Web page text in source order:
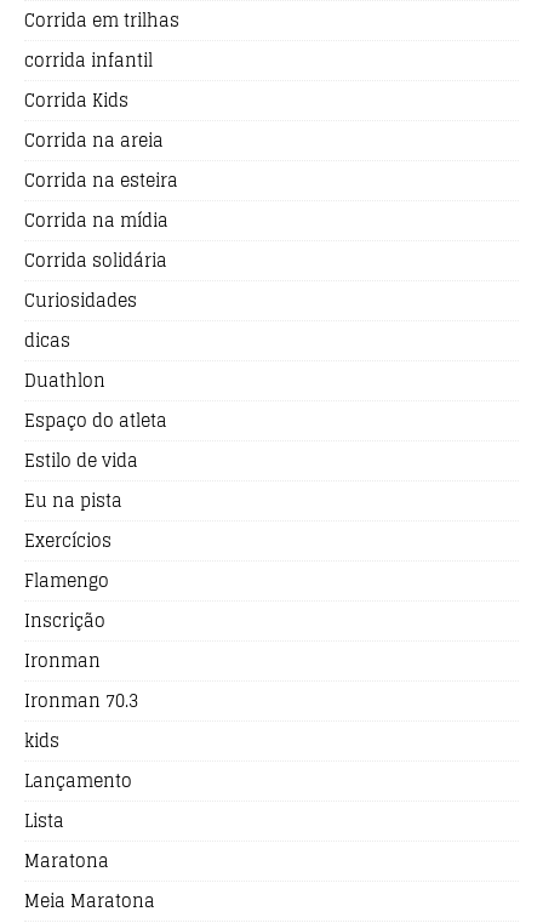
Corrida em trilhas
corrida infantil
Corrida Kids
Corrida na areia
Corrida na esteira
Corrida na mídia
Corrida solidária
Curiosidades
dicas
Duathlon
Espaço do atleta
Estilo de vida
Eu na pista
Exercícios
Flamengo
Inscrição
Ironman
Ironman 70.3
kids
Lançamento
Lista
Maratona
Meia Maratona